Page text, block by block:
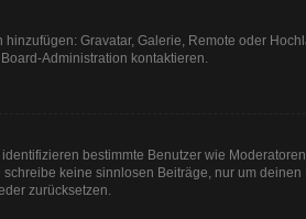
Gravatar, Galerie, Remote oder
Administration kontaktieren.
bestimmte Benutzer wie
keine sinnlosen Beiträge, nur um
zurücksetzen.